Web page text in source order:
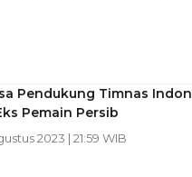
Pendukung Timnas
Pemain Persib
2023 | 21:59 WIB